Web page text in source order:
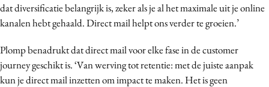
dat diversificatie belangrijk is, zeker als je al het maximale uit je online
kanalen hebt gehaald. Direct mail helpt ons verder te groeien.’
Plomp benadrukt dat direct mail voor elke fase in de customer
journey geschikt is. ‘Van werving tot retentie: met de juiste aanpak
kun je direct mail inzetten om impact te maken. Het is geen